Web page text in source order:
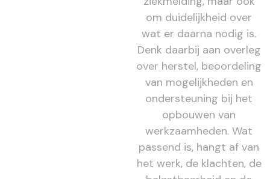
om duidelijkheid over
wat er daarna nodig is.
Denk daarbij aan overleg
over herstel, beoordeling
van mogelijkheden en
ondersteuning bij het
opbouwen van
werkzaamheden. Wat
passend is, hangt af van
het werk, de klachten, de